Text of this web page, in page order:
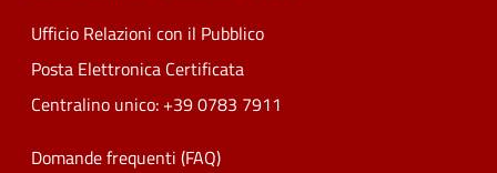
Ufficio Relazioni con il Pubblico
Posta Elettronica Certificata
Centralino unico: +39 0783 7911
Domande frequenti (FAQ)